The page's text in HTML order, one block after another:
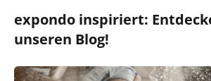
expondo inspiriert:
unseren Blog!